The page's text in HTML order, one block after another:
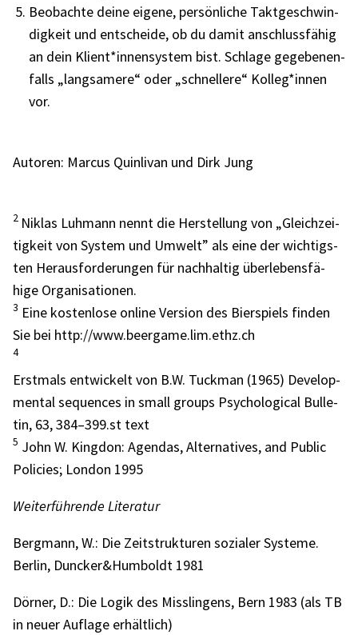
Beob­achte deine eigene, persön­li­che Takt­ge­schwin­
dig­keit und entscheide, ob du damit anschluss­fä­hig
an dein Klient*innensystem bist. Schlage gege­be­nen­
falls „lang­sa­mere“ oder „schnel­lere“ Kolleg*innen
vor.
Autoren: Marcus Quin­li­van und Dirk Jung
2 Niklas Luhmann nennt die Herstel­lung von „Gleich­zei­
tig­keit von System und Umwelt” als eine der wich­tigs­
ten Heraus­for­de­run­gen für nach­hal­tig über­le­bens­fä­
hige Orga­ni­sa­tio­nen.
3 Eine kosten­lose online Version des Bier­spiels finden
Sie bei http://www.beergame.lim.ethz.ch
4
Erst­mals entwi­ckelt von B.W. Tuck­man (1965) Deve­lo­p­
men­tal sequen­ces in small groups Psycho­lo­gi­cal Bulle­
tin, 63, 384–399.st text
5 John W. King­don: Agen­das, Alter­na­ti­ves, and Public
Poli­cies; London 1995
Weiter­füh­rende Lite­ra­tur
Berg­mann, W.: Die Zeit­struk­tu­ren sozia­ler Systeme.
Berlin, Duncker&Humboldt 1981
Dörner, D.: Die Logik des Miss­lin­gens, Bern 1983 (als TB
in neuer Auflage erhält­lich)